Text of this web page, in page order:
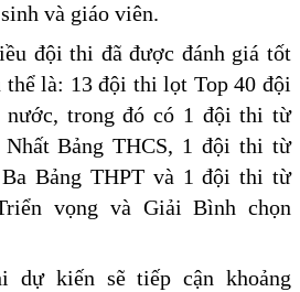
và giáo viên.
đội thi đã được đánh giá tốt
thể là: 13 đội thi lọt Top 40 đội
nước, trong đó có 1 đội thi từ
Bảng THCS, 1 đội thi từ
Bảng THPT và 1 đội thi từ
vọng và Giải Bình chọn
dự kiến sẽ tiếp cận khoảng